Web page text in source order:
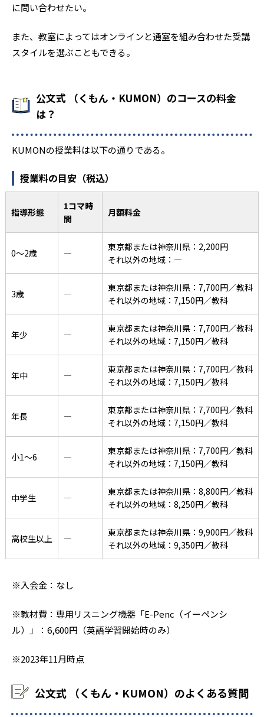
に問い合わせたい。
また、教室によってはオンラインと通室を組み合わせた受講
スタイルを選ぶこともできる。
公文式 （くもん・KUMON）のコースの料金
は？
KUMONの授業料は以下の通りである。
授業料の目安（税込）
指導形態
1コマ時
間
月額料金
0〜2歳 ―
東京都または神奈川県：2,200円
それ以外の地域：―
3歳 ―
東京都または神奈川県：7,700円／教科
それ以外の地域：7,150円／教科
年少 ―
東京都または神奈川県：7,700円／教科
それ以外の地域：7,150円／教科
年中 ―
東京都または神奈川県：7,700円／教科
それ以外の地域：7,150円／教科
年長 ―
東京都または神奈川県：7,700円／教科
それ以外の地域：7,150円／教科
小1〜6 ―
東京都または神奈川県：7,700円／教科
それ以外の地域：7,150円／教科
中学生 ―
東京都または神奈川県：8,800円／教科
それ以外の地域：8,250円／教科
高校生以上 ―
東京都または神奈川県：9,900円／教科
それ以外の地域：9,350円／教科
※入会金：なし
※教材費：専用リスニング機器「E-Penc（イーペンシ
ル）」：6,600円（英語学習開始時のみ）
※2023年11月時点
公文式 （くもん・KUMON）のよくある質問